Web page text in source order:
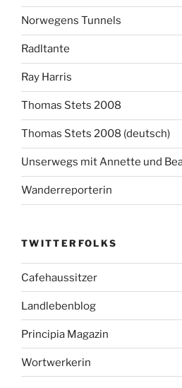
Norwegens Tunnels
Radltante
Ray Harris
Thomas Stets 2008
Thomas Stets 2008 (deutsch)
Unserwegs mit Annette und
Wanderreporterin
TWITTERFOLKS
Cafehaussitzer
Landlebenblog
Principia Magazin
Wortwerkerin